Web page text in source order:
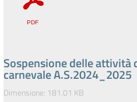
Sospensione delle attività
carnevale A.S.2024_2025
Dimensione: 181.01 KB